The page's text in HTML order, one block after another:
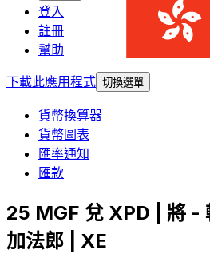
登入
註冊
幫助
下載此應用程式 切換選單
貨幣換算器
貨幣圖表
匯率通知
匯款
25 MGF 兌 XPD | 將 -
加法郎 | XE